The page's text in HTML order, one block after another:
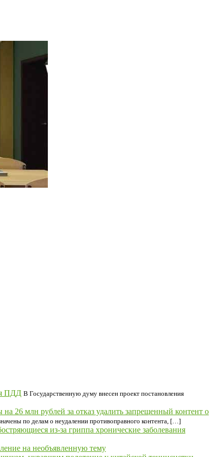
ПДД В Государственную думу внесен проект постановления
26 млн рублей за отказ удалить запрещенный контент о
по делам о неудалении противоправного контента, […]
из-за гриппа хронические заболевания
на необъявленную тему